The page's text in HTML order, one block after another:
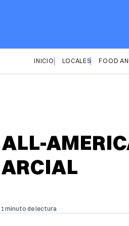
INICIO LOCALES FOOD
1 minuto de lectura